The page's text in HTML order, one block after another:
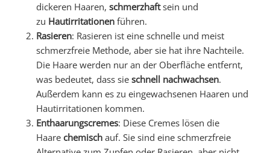
dickeren Haaren, schmerzhaftsein und
zu Hautirritationen führen.
Rasieren: Rasieren ist eine schnelle und meist
schmerzfreie Methode, aber sie hat ihre Nachteile.
Die Haare werden nur an der Oberfläche entfernt,
was bedeutet, dass sie schnell nachwachsen.
Außerdem kann es zu eingewachsenen Haaren und
Hautirritationen kommen.
Enthaarungscremes: Diese Cremes lösen die
Haare chemisch auf. Sie sind eine schmerzfreie